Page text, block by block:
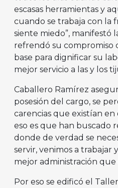
escasas herramientas y
cuando se trabaja con la
siente miedo”, manifestó
refrendó su compromiso
base para dignificar su
mejor servicio a las y los
Caballero Ramírez
posesión del cargo, se
carencias que existían
eso es que han buscado
donde de verdad se
servir, venimos a trabajar
mejor administración que
Por eso se edificó el